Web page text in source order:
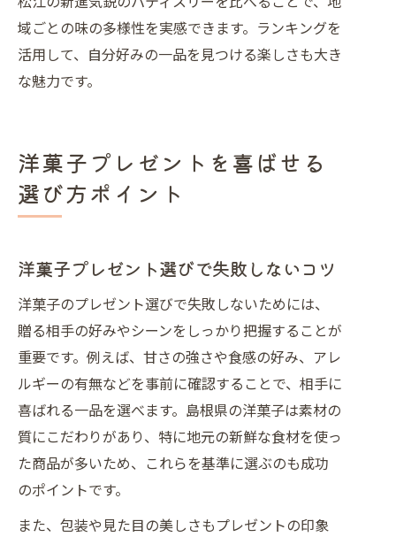
域ごとの味の多様性を実感できます。ランキングを
活用して、自分好みの一品を見つける楽しさも大き
な魅力です。
洋菓子プレゼントを喜ばせる
選び方ポイント
洋菓子プレゼント選びで失敗しないコツ
洋菓子のプレゼント選びで失敗しないためには、
贈る相手の好みやシーンをしっかり把握することが
重要です。例えば、甘さの強さや食感の好み、アレ
ルギーの有無などを事前に確認することで、相手に
喜ばれる一品を選べます。島根県の洋菓子は素材の
質にこだわりがあり、特に地元の新鮮な食材を使っ
た商品が多いため、これらを基準に選ぶのも成功
のポイントです。
また、包装や見た目の美しさもプレゼントの印象